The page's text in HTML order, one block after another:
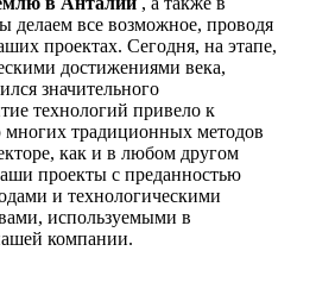
делаем все возможное, проводя
проектах. Сегодня, на этапе,
достижениями века,
значительного
технологий привело к
традиционных методов
как и в любом другом
проекты с преданностью
и технологическими
используемыми в
компании.